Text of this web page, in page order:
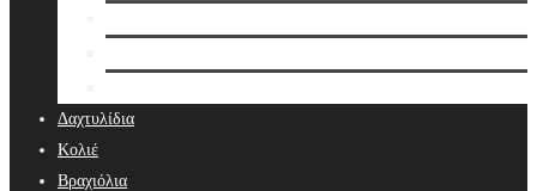
Δαχτυλίδια
Κολιέ
Βραχιόλια